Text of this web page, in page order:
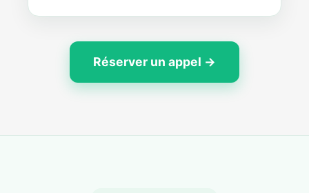
Réserver un appel →